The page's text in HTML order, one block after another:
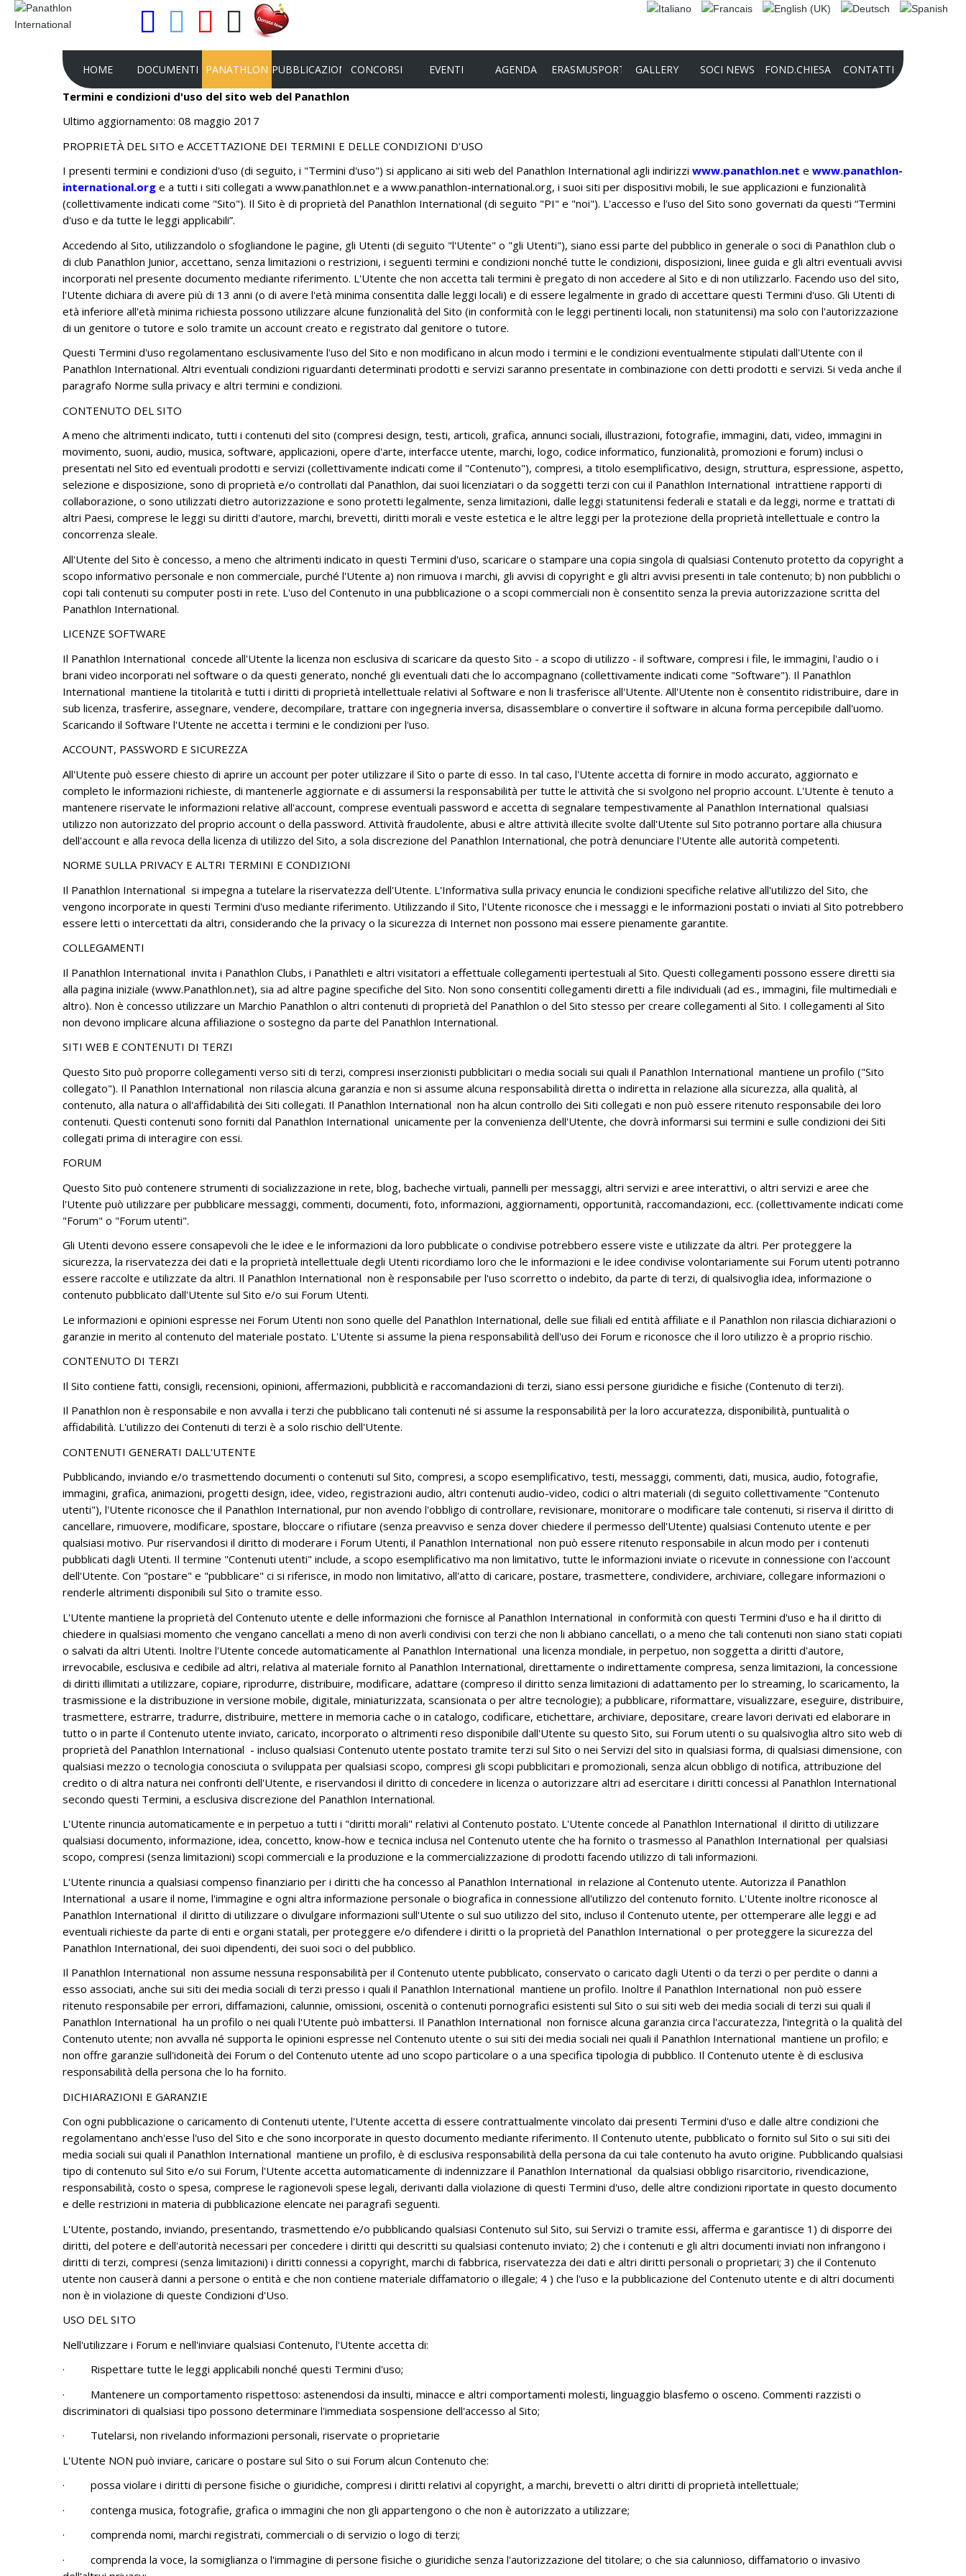
HOME DOCUMENTI
STATUTO DEL PANATHLON
ATTO COSTITUTIVO
REGOLAMENTO DEL PANATHLON
RICONOSCIMENTO GIURIDICO DEL
PANATHLON INTERNATIONAL
REGOLAMENTO PJ
RICONOSCIMENTO DEL CIO
RISOLUZIONI CONGRESSI
INTERNAZIONALI
CONGRESSI PANAMERICANI -
RISOLUZIONI FINALI
COMITATO DEI PRESIDENTI DEI
DISTRETTI - DOCUMENTI FINALI
DOCUMENTI AMMINISTRATIVI
PANATHLON
FINALITÀ
I CLUBS
I DISTRETTI E LE AREE
LA NOSTRA STRUTTURA
IL PRESIDENTE INTERNAZIONALE
COMITATO DI PRESIDENZA
COLLEGIO REVISORI CONTABILI
COLLEGIO ARBITRALE E DI GARANZIA
STATUTARIA
IL SEGRETARIO GENERALE
RAPPRESENTANZE
LA STORIA
MISSION
FAIR PLAY
SPORT E ETICA
SPORT E INTEGRAZIONE
LO SPORT E I GIOVANI
FLAMBEAU D'OR
PIANO STRATEGICO DEL PANATHLON
INTERNATIONAL 2022-2026
PUBBLICAZIONI
LA RIVISTA
QUADERNI
COMUNICATI STAMPA
CONCORSI EVENTI
23° CONGRESSO INTERNAZIONALE -
52° ASSEMBLEA GENERALE
ORDINARIA E STRAORDINARIA -
GAND, 4-6 GIUGNO 2026
STRAORDINARIA - 24 MAGGIO 2025 -
VIA TELEMATICA
ASSEMBLEA GENERALE
STRAORDINARIA IN
VIDEOCONFERENZA - 14 DICEMBRE
2024 ORE 15.00 (CET)
51A ASSEMBLEA GENERALE ELETTIVA
- TAVOLA ROTONDA - AGRIGENTO
GUAYAQUIL - ECUADOR - 4/6
OTTOBRE 2023
XIV CONGRESO PANAMERICANO
COCHABAMBA - BOLIVIA - 5 E 6
NOVEMBRE 2022_
SPORT”
ASSEMBLEA GENERALE E
OSIMO 17 OTTOBRE 2020
ASSEMBLEA GENERALE
STRAORDINARIA, MOLFETTA 26
OTTOBRE 2019
APRILE 2019
48A ASSEMBLEA GENERALE - FIRENZE
15/17 GIUGNO 2018
AGENDA ERASMUSPORT GALLERY SOCI NEWS FOND.CHIESA
2024 PHOTO CONTEST
PRESENTAZIONE FONDAZIONE 2022
STORIA DELLA FONDAZIONE
CULTURALE PANATHLON
INTERNATIONAL – DOMENICO
CHIESA
FINALITÀ
GRAFICHE
DOCUMENTI AMMINISTRATIVI
DONAZIONE FONDAZIONE CHIESA
CATALOGHI
CONTATTI
Termini e condizioni d'uso del sito web del Panathlon
Ultimo aggiornamento: 08 maggio 2017
PROPRIETÀ DEL SITO e ACCETTAZIONE DEI TERMINI E DELLE CONDIZIONI D'USO
I presenti termini e condizioni d'uso (di seguito, i "Termini d'uso") si applicano ai siti web del Panathlon International agli indirizzi www.panathlon.net e www.panathlon-
international.org e a tutti i siti collegati a www.panathlon.net e a www.panathlon-international.org, i suoi siti per dispositivi mobili, le sue applicazioni e funzionalità
(collettivamente indicati come "Sito"). Il Sito è di proprietà del Panathlon International (di seguito "PI" e "noi"). L'accesso e l'uso del Sito sono governati da questi “Termini
d'uso e da tutte le leggi applicabili”.
Accedendo al Sito, utilizzandolo o sfogliandone le pagine, gli Utenti (di seguito "l'Utente" o "gli Utenti"), siano essi parte del pubblico in generale o soci di Panathlon club o
di club Panathlon Junior, accettano, senza limitazioni o restrizioni, i seguenti termini e condizioni nonché tutte le condizioni, disposizioni, linee guida e gli altri eventuali avvisi
incorporati nel presente documento mediante riferimento. L'Utente che non accetta tali termini è pregato di non accedere al Sito e di non utilizzarlo. Facendo uso del sito,
l'Utente dichiara di avere più di 13 anni (o di avere l'età minima consentita dalle leggi locali) e di essere legalmente in grado di accettare questi Termini d'uso. Gli Utenti di
età inferiore all'età minima richiesta possono utilizzare alcune funzionalità del Sito (in conformità con le leggi pertinenti locali, non statunitensi) ma solo con l'autorizzazione
di un genitore o tutore e solo tramite un account creato e registrato dal genitore o tutore.
Questi Termini d'uso regolamentano esclusivamente l'uso del Sito e non modificano in alcun modo i termini e le condizioni eventualmente stipulati dall'Utente con il
Panathlon International. Altri eventuali condizioni riguardanti determinati prodotti e servizi saranno presentate in combinazione con detti prodotti e servizi. Si veda anche il
paragrafo Norme sulla privacy e altri termini e condizioni.
CONTENUTO DEL SITO
A meno che altrimenti indicato, tutti i contenuti del sito (compresi design, testi, articoli, grafica, annunci sociali, illustrazioni, fotografie, immagini, dati, video, immagini in
movimento, suoni, audio, musica, software, applicazioni, opere d'arte, interfacce utente, marchi, logo, codice informatico, funzionalità, promozioni e forum) inclusi o
presentati nel Sito ed eventuali prodotti e servizi (collettivamente indicati come il "Contenuto"), compresi, a titolo esemplificativo, design, struttura, espressione, aspetto,
selezione e disposizione, sono di proprietà e/o controllati dal Panathlon, dai suoi licenziatari o da soggetti terzi con cui il Panathlon International intrattiene rapporti di
collaborazione, o sono utilizzati dietro autorizzazione e sono protetti legalmente, senza limitazioni, dalle leggi statunitensi federali e statali e da leggi, norme e trattati di
altri Paesi, comprese le leggi su diritti d'autore, marchi, brevetti, diritti morali e veste estetica e le altre leggi per la protezione della proprietà intellettuale e contro la
concorrenza sleale.
All'Utente del Sito è concesso, a meno che altrimenti indicato in questi Termini d'uso, scaricare o stampare una copia singola di qualsiasi Contenuto protetto da copyright a
scopo informativo personale e non commerciale, purché l'Utente a) non rimuova i marchi, gli avvisi di copyright e gli altri avvisi presenti in tale contenuto; b) non pubblichi o
copi tali contenuti su computer posti in rete. L'uso del Contenuto in una pubblicazione o a scopi commerciali non è consentito senza la previa autorizzazione scritta del
Panathlon International.
LICENZE SOFTWARE
Il Panathlon International concede all'Utente la licenza non esclusiva di scaricare da questo Sito - a scopo di utilizzo - il software, compresi i file, le immagini, l'audio o i
brani video incorporati nel software o da questi generato, nonché gli eventuali dati che lo accompagnano (collettivamente indicati come "Software"). Il Panathlon
International mantiene la titolarità e tutti i diritti di proprietà intellettuale relativi al Software e non li trasferisce all'Utente. All'Utente non è consentito ridistribuire, dare in
sub licenza, trasferire, assegnare, vendere, decompilare, trattare con ingegneria inversa, disassemblare o convertire il software in alcuna forma percepibile dall'uomo.
Scaricando il Software l'Utente ne accetta i termini e le condizioni per l'uso.
ACCOUNT, PASSWORD E SICUREZZA
All'Utente può essere chiesto di aprire un account per poter utilizzare il Sito o parte di esso. In tal caso, l'Utente accetta di fornire in modo accurato, aggiornato e
completo le informazioni richieste, di mantenerle aggiornate e di assumersi la responsabilità per tutte le attività che si svolgono nel proprio account. L'Utente è tenuto a
mantenere riservate le informazioni relative all'account, comprese eventuali password e accetta di segnalare tempestivamente al Panathlon International qualsiasi
utilizzo non autorizzato del proprio account o della password. Attività fraudolente, abusi e altre attività illecite svolte dall'Utente sul Sito potranno portare alla chiusura
dell'account e alla revoca della licenza di utilizzo del Sito, a sola discrezione del Panathlon International, che potrà denunciare l'Utente alle autorità competenti.
NORME SULLA PRIVACY E ALTRI TERMINI E CONDIZIONI
Il Panathlon International si impegna a tutelare la riservatezza dell'Utente. L'Informativa sulla privacy enuncia le condizioni specifiche relative all'utilizzo del Sito, che
vengono incorporate in questi Termini d'uso mediante riferimento. Utilizzando il Sito, l'Utente riconosce che i messaggi e le informazioni postati o inviati al Sito potrebbero
essere letti o intercettati da altri, considerando che la privacy o la sicurezza di Internet non possono mai essere pienamente garantite.
COLLEGAMENTI
Il Panathlon International invita i Panathlon Clubs, i Panathleti e altri visitatori a effettuale collegamenti ipertestuali al Sito. Questi collegamenti possono essere diretti sia
alla pagina iniziale (www.Panathlon.net), sia ad altre pagine specifiche del Sito. Non sono consentiti collegamenti diretti a file individuali (ad es., immagini, file multimediali e
altro). Non è concesso utilizzare un Marchio Panathlon o altri contenuti di proprietà del Panathlon o del Sito stesso per creare collegamenti al Sito. I collegamenti al Sito
non devono implicare alcuna affiliazione o sostegno da parte del Panathlon International.
SITI WEB E CONTENUTI DI TERZI
Questo Sito può proporre collegamenti verso siti di terzi, compresi inserzionisti pubblicitari o media sociali sui quali il Panathlon International mantiene un profilo ("Sito
collegato"). Il Panathlon International non rilascia alcuna garanzia e non si assume alcuna responsabilità diretta o indiretta in relazione alla sicurezza, alla qualità, al
contenuto, alla natura o all'affidabilità dei Siti collegati. Il Panathlon International non ha alcun controllo dei Siti collegati e non può essere ritenuto responsabile dei loro
contenuti. Questi contenuti sono forniti dal Panathlon International unicamente per la convenienza dell'Utente, che dovrà informarsi sui termini e sulle condizioni dei Siti
collegati prima di interagire con essi.
FORUM
Questo Sito può contenere strumenti di socializzazione in rete, blog, bacheche virtuali, pannelli per messaggi, altri servizi e aree interattivi, o altri servizi e aree che
l'Utente può utilizzare per pubblicare messaggi, commenti, documenti, foto, informazioni, aggiornamenti, opportunità, raccomandazioni, ecc. (collettivamente indicati come
"Forum" o "Forum utenti".
Gli Utenti devono essere consapevoli che le idee e le informazioni da loro pubblicate o condivise potrebbero essere viste e utilizzate da altri. Per proteggere la
sicurezza, la riservatezza dei dati e la proprietà intellettuale degli Utenti ricordiamo loro che le informazioni e le idee condivise volontariamente sui Forum utenti potranno
essere raccolte e utilizzate da altri. Il Panathlon International non è responsabile per l'uso scorretto o indebito, da parte di terzi, di qualsivoglia idea, informazione o
contenuto pubblicato dall'Utente sul Sito e/o sui Forum Utenti.
Le informazioni e opinioni espresse nei Forum Utenti non sono quelle del Panathlon International, delle sue filiali ed entità affiliate e il Panathlon non rilascia dichiarazioni o
garanzie in merito al contenuto del materiale postato. L'Utente si assume la piena responsabilità dell'uso dei Forum e riconosce che il loro utilizzo è a proprio rischio.
CONTENUTO DI TERZI
Il Sito contiene fatti, consigli, recensioni, opinioni, affermazioni, pubblicità e raccomandazioni di terzi, siano essi persone giuridiche e fisiche (Contenuto di terzi).
Il Panathlon non è responsabile e non avvalla i terzi che pubblicano tali contenuti né si assume la responsabilità per la loro accuratezza, disponibilità, puntualità o
affidabilità. L'utilizzo dei Contenuti di terzi è a solo rischio dell'Utente.
CONTENUTI GENERATI DALL'UTENTE
Pubblicando, inviando e/o trasmettendo documenti o contenuti sul Sito, compresi, a scopo esemplificativo, testi, messaggi, commenti, dati, musica, audio, fotografie,
immagini, grafica, animazioni, progetti design, idee, video, registrazioni audio, altri contenuti audio-video, codici o altri materiali (di seguito collettivamente "Contenuto
utenti"), l'Utente riconosce che il Panathlon International, pur non avendo l'obbligo di controllare, revisionare, monitorare o modificare tale contenuti, si riserva il diritto di
cancellare, rimuovere, modificare, spostare, bloccare o rifiutare (senza preavviso e senza dover chiedere il permesso dell'Utente) qualsiasi Contenuto utente e per
qualsiasi motivo. Pur riservandosi il diritto di moderare i Forum Utenti, il Panathlon International non può essere ritenuto responsabile in alcun modo per i contenuti
pubblicati dagli Utenti. Il termine "Contenuti utenti" include, a scopo esemplificativo ma non limitativo, tutte le informazioni inviate o ricevute in connessione con l'account
dell'Utente. Con "postare" e "pubblicare" ci si riferisce, in modo non limitativo, all'atto di caricare, postare, trasmettere, condividere, archiviare, collegare informazioni o
renderle altrimenti disponibili sul Sito o tramite esso.
L'Utente mantiene la proprietà del Contenuto utente e delle informazioni che fornisce al Panathlon International in conformità con questi Termini d'uso e ha il diritto di
chiedere in qualsiasi momento che vengano cancellati a meno di non averli condivisi con terzi che non li abbiano cancellati, o a meno che tali contenuti non siano stati copiati
o salvati da altri Utenti. Inoltre l'Utente concede automaticamente al Panathlon International una licenza mondiale, in perpetuo, non soggetta a diritti d'autore,
irrevocabile, esclusiva e cedibile ad altri, relativa al materiale fornito al Panathlon International, direttamente o indirettamente compresa, senza limitazioni, la concessione
di diritti illimitati a utilizzare, copiare, riprodurre, distribuire, modificare, adattare (compreso il diritto senza limitazioni di adattamento per lo streaming, lo scaricamento, la
trasmissione e la distribuzione in versione mobile, digitale, miniaturizzata, scansionata o per altre tecnologie); a pubblicare, riformattare, visualizzare, eseguire, distribuire,
trasmettere, estrarre, tradurre, distribuire, mettere in memoria cache o in catalogo, codificare, etichettare, archiviare, depositare, creare lavori derivati ed elaborare in
tutto o in parte il Contenuto utente inviato, caricato, incorporato o altrimenti reso disponibile dall'Utente su questo Sito, sui Forum utenti o su qualsivoglia altro sito web di
proprietà del Panathlon International - incluso qualsiasi Contenuto utente postato tramite terzi sul Sito o nei Servizi del sito in qualsiasi forma, di qualsiasi dimensione, con
qualsiasi mezzo o tecnologia conosciuta o sviluppata per qualsiasi scopo, compresi gli scopi pubblicitari e promozionali, senza alcun obbligo di notifica, attribuzione del
credito o di altra natura nei confronti dell'Utente, e riservandosi il diritto di concedere in licenza o autorizzare altri ad esercitare i diritti concessi al Panathlon International
secondo questi Termini, a esclusiva discrezione del Panathlon International.
L'Utente rinuncia automaticamente e in perpetuo a tutti i "diritti morali" relativi al Contenuto postato. L'Utente concede al Panathlon International il diritto di utilizzare
qualsiasi documento, informazione, idea, concetto, know-how e tecnica inclusa nel Contenuto utente che ha fornito o trasmesso al Panathlon International per qualsiasi
scopo, compresi (senza limitazioni) scopi commerciali e la produzione e la commercializzazione di prodotti facendo utilizzo di tali informazioni.
L'Utente rinuncia a qualsiasi compenso finanziario per i diritti che ha concesso al Panathlon International in relazione al Contenuto utente. Autorizza il Panathlon
International a usare il nome, l'immagine e ogni altra informazione personale o biografica in connessione all'utilizzo del contenuto fornito. L'Utente inoltre riconosce al
Panathlon International il diritto di utilizzare o divulgare informazioni sull'Utente o sul suo utilizzo del sito, incluso il Contenuto utente, per ottemperare alle leggi e ad
eventuali richieste da parte di enti e organi statali, per proteggere e/o difendere i diritti o la proprietà del Panathlon International o per proteggere la sicurezza del
Panathlon International, dei suoi dipendenti, dei suoi soci o del pubblico.
Il Panathlon International non assume nessuna responsabilità per il Contenuto utente pubblicato, conservato o caricato dagli Utenti o da terzi o per perdite o danni a
esso associati, anche sui siti dei media sociali di terzi presso i quali il Panathlon International mantiene un profilo. Inoltre il Panathlon International non può essere
ritenuto responsabile per errori, diffamazioni, calunnie, omissioni, oscenità o contenuti pornografici esistenti sul Sito o sui siti web dei media sociali di terzi sui quali il
Panathlon International ha un profilo o nei quali l'Utente può imbattersi. Il Panathlon International non fornisce alcuna garanzia circa l'accuratezza, l'integrità o la qualità del
Contenuto utente; non avvalla né supporta le opinioni espresse nel Contenuto utente o sui siti dei media sociali nei quali il Panathlon International mantiene un profilo; e
non offre garanzie sull'idoneità dei Forum o del Contenuto utente ad uno scopo particolare o a una specifica tipologia di pubblico. Il Contenuto utente è di esclusiva
responsabilità della persona che lo ha fornito.
DICHIARAZIONI E GARANZIE
Con ogni pubblicazione o caricamento di Contenuti utente, l'Utente accetta di essere contrattualmente vincolato dai presenti Termini d'uso e dalle altre condizioni che
regolamentano anch'esse l'uso del Sito e che sono incorporate in questo documento mediante riferimento. Il Contenuto utente, pubblicato o fornito sul Sito o sui siti dei
media sociali sui quali il Panathlon International mantiene un profilo, è di esclusiva responsabilità della persona da cui tale contenuto ha avuto origine. Pubblicando qualsiasi
tipo di contenuto sul Sito e/o sui Forum, l'Utente accetta automaticamente di indennizzare il Panathlon International da qualsiasi obbligo risarcitorio, rivendicazione,
responsabilità, costo o spesa, comprese le ragionevoli spese legali, derivanti dalla violazione di questi Termini d'uso, delle altre condizioni riportate in questo documento
e delle restrizioni in materia di pubblicazione elencate nei paragrafi seguenti.
L'Utente, postando, inviando, presentando, trasmettendo e/o pubblicando qualsiasi Contenuto sul Sito, sui Servizi o tramite essi, afferma e garantisce 1) di disporre dei
diritti, del potere e dell'autorità necessari per concedere i diritti qui descritti su qualsiasi contenuto inviato; 2) che i contenuti e gli altri documenti inviati non infrangono i
diritti di terzi, compresi (senza limitazioni) i diritti connessi a copyright, marchi di fabbrica, riservatezza dei dati e altri diritti personali o proprietari; 3) che il Contenuto
utente non causerà danni a persone o entità e che non contiene materiale diffamatorio o illegale; 4 ) che l'uso e la pubblicazione del Contenuto utente e di altri documenti
non è in violazione di queste Condizioni d'Uso.
USO DEL SITO
Nell'utilizzare i Forum e nell'inviare qualsiasi Contenuto, l'Utente accetta di:
· Rispettare tutte le leggi applicabili nonché questi Termini d'uso;
· Mantenere un comportamento rispettoso: astenendosi da insulti, minacce e altri comportamenti molesti, linguaggio blasfemo o osceno. Commenti razzisti o
discriminatori di qualsiasi tipo possono determinare l'immediata sospensione dell'accesso al Sito;
· Tutelarsi, non rivelando informazioni personali, riservate o proprietarie
L'Utente NON può inviare, caricare o postare sul Sito o sui Forum alcun Contenuto che:
· possa violare i diritti di persone fisiche o giuridiche, compresi i diritti relativi al copyright, a marchi, brevetti o altri diritti di proprietà intellettuale;
· contenga musica, fotografie, grafica o immagini che non gli appartengono o che non è autorizzato a utilizzare;
· comprenda nomi, marchi registrati, commerciali o di servizio o logo di terzi;
· comprenda la voce, la somiglianza o l'immagine di persone fisiche o giuridiche senza l'autorizzazione del titolare; o che sia calunnioso, diffamatorio o invasivo